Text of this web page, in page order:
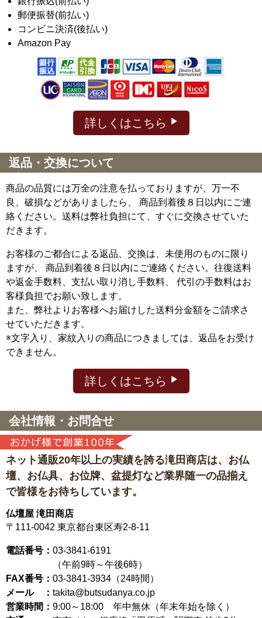
郵便振替(前払い)
コンビニ決済(後払い)
Amazon Pay
詳しくはこちら
返品・交換について
商品の品質には万全の注意を払っておりますが、万一不
良、破損などがありましたら、 商品到着後８日以内にご連
絡ください。送料は弊社負担にて、すぐに交換させていた
だきます。
お客様のご都合による返品、交換は、未使用のものに限り
ますが、
商品到着後８日以内にご連絡ください。往復送料
や返金手数料、支払い取り消し手数料、 代引の手数料はお
客様負担でお願い致します。
また、弊社よりお客様へお届けした送料分金額をご請求さ
せていただきます。
※文字入り、家紋入りの商品につきましては、返品をお受け
できません。
詳しくはこちら
会社情報・お問合せ
ネット通販20年以上の実績を誇る滝田商店は、 お仏
壇、お仏具、お位牌、盆提灯など業界随一の品揃え
で皆様をお待ちしています。
仏壇屋 滝田商店
〒111-0042 東京都台東区寿2-8-11
電話番号： 03-3841-6191
（午前9時～午後6時）
FAX番号： 03-3841-3934（24時間）
メール ： takita@butsudanya.co.jp
営業時間： 9:00～18:00 年中無休（年末年始を除く）